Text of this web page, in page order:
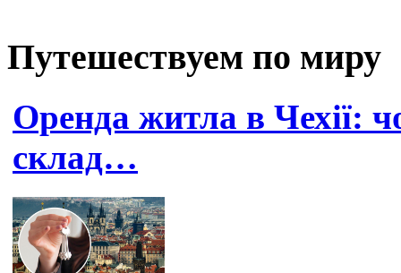
Путешествуем по миру
Оренда житла в Чехії:
склад…